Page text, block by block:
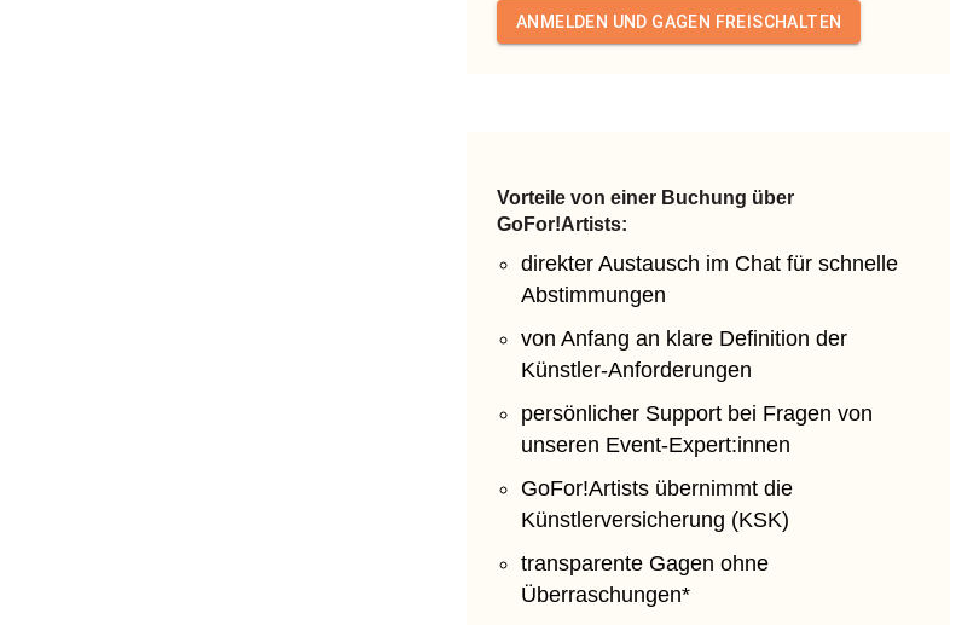
ANMELDEN UND GAGEN FREISCHALTEN
Vorteile von einer Buchung über
GoFor!Artists:
direkter Austausch im Chat für schnelle
Abstimmungen
von Anfang an klare Definition der
Künstler-Anforderungen
persönlicher Support bei Fragen von
unseren Event-Expert:innen
GoFor!Artists übernimmt die
Künstlerversicherung (KSK)
transparente Gagen ohne
Überraschungen*